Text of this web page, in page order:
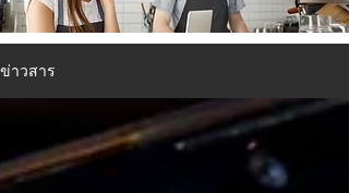
ข่าวสาร